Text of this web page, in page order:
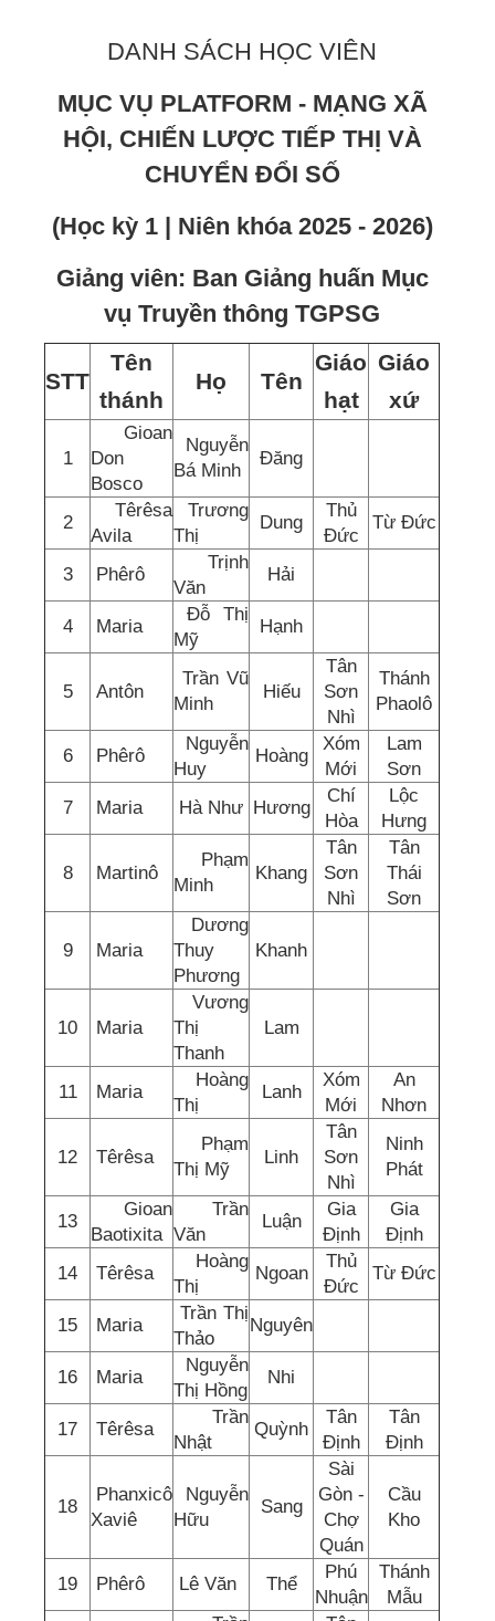
DANH SÁCH HỌC VIÊN
MỤC VỤ PLATFORM - MẠNG XÃ
HỘI, CHIẾN LƯỢC TIẾP THỊ VÀ
CHUYỂN ĐỔI SỐ
(Học kỳ 1 | Niên khóa 2025 - 2026)
Giảng viên: Ban Giảng huấn Mục
vụ Truyền thông TGPSG
STT
Tên
thánh
Họ Tên
Giáo
hạt
Giáo
xứ
1
Gioan
Don
Bosco
Nguyễn
Bá Minh
Đăng
2
Têrêsa
Avila
Trương
Thị
Dung
Thủ
Đức
Từ Đức
3 Phêrô
Trịnh
Văn
Hải
4 Maria
Đỗ Thị
Mỹ
Hạnh
5 Antôn
Trần Vũ
Minh
Hiếu
Tân
Sơn
Nhì
Thánh
Phaolô
6 Phêrô
Nguyễn
Huy
Hoàng
Xóm
Mới
Lam
Sơn
7
Maria Hà Như Hương
Chí
Hòa
Lộc
Hưng
8 Martinô
Phạm
Minh
Khang
Tân
Sơn
Nhì
Tân
Thái
Sơn
9 Maria
Dương
Thuy
Phương
Khanh
10 Maria
Vương
Thị
Thanh
Lam
11 Maria
Hoàng
Thị
Lanh
Xóm
Mới
An
Nhơn
12 Têrêsa
Phạm
Thị Mỹ
Linh
Tân
Sơn
Nhì
Ninh
Phát
13
Gioan
Baotixita
Trần
Văn
Luận
Gia
Định
Gia
Định
14
Têrêsa
Hoàng
Thị
Ngoan
Thủ
Đức
Từ Đức
15 Maria
Trần Thị
Thảo
Nguyên
16 Maria
Nguyễn
Thị Hồng
Nhi
17 Têrêsa
Trần
Nhật
Quỳnh
Tân
Định
Tân
Định
18
Phanxicô
Xaviê
Nguyễn
Hữu
Sang
Sài
Gòn -
Chợ
Quán
Cầu
Kho
19 Phêrô Lê Văn Thể
Phú
Nhuận
Thánh
Mẫu